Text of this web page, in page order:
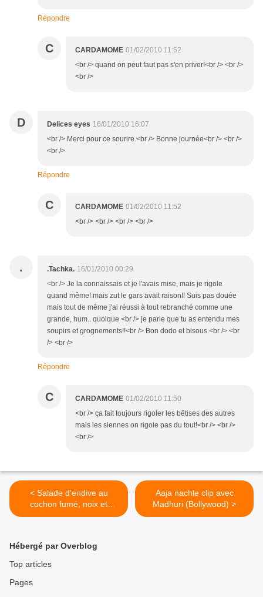
Répondre
C CARDAMOME 01/02/2010 11:52
<br /> quand on peut faut pas s'en priver!<br /> <br />
<br />
D Delices eyes 16/01/2010 16:07
<br /> Merci pour ce sourire.<br /> Bonne journée<br /> <br />
<br />
Répondre
C CARDAMOME 01/02/2010 11:52
<br /> <br /> <br /> <br />
. .Tachka. 16/01/2010 00:29
<br /> Je la connaissais et je l'avais mise, mais je rigole
quand même! mais zut le gars avait raison!! Suis pas douée
mais tout de même j'ai réussi à tout rebranché comme une
grande, hum.. quoique <br /> je parie que tu as entendu mes
soupirs et grognements!!<br /> Bon dodo et bisous.<br /> <br
/> <br />
Répondre
C CARDAMOME 01/02/2010 11:50
<br /> ça fait toujours rigoler les bêtises des autres
mais les siennes on rigole pas du tout!<br /> <br />
<br />
< Salade d'endive au
cochon fumé, noix et
emmenthal
Aaja nachle clip avec
Madhuri (Bollywood) >
Hébergé par Overblog
Top articles
Pages